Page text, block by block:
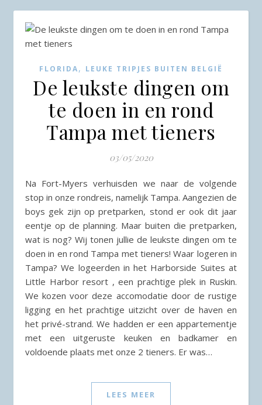
FLORIDA, LEUKE TRIPJES BUITEN BELGIË
De leukste dingen om
te doen in en rond
Tampa met tieners
03/05/2020
Na Fort-Myers verhuisden we naar de volgende
stop in onze rondreis, namelijk Tampa. Aangezien de
boys gek zijn op pretparken, stond er ook dit jaar
eentje op de planning. Maar buiten die pretparken,
wat is nog? Wij tonen jullie de leukste dingen om te
doen in en rond Tampa met tieners! Waar logeren in
Tampa? We logeerden in het Harborside Suites at
Little Harbor resort , een prachtige plek in Ruskin.
We kozen voor deze accomodatie door de rustige
ligging en het prachtige uitzicht over de haven en
het privé-strand. We hadden er een appartementje
met een uitgeruste keuken en badkamer en
voldoende plaats met onze 2 tieners. Er was…
LEES MEER